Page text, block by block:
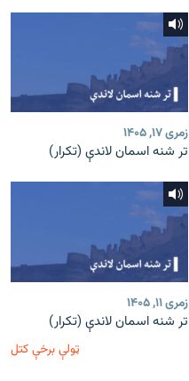
زمری ۱۷, ۱۴۰۵
تر شنه اسمان لاندې (تکرار)
زمری ۱۱, ۱۴۰۵
تر شنه اسمان لاندې (تکرار)
ټولې برخې کتل